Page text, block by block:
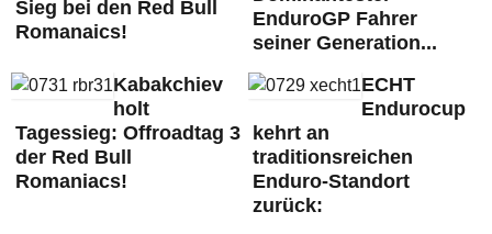
Sieg bei den Red Bull
Romanaics!
EnduroGP Fahrer
seiner Generation...
Kabakchiev
holt
Tagessieg: Offroadtag 3
der Red Bull
Romaniacs!
ECHT
Endurocup
kehrt an
traditionsreichen
Enduro-Standort
zurück: